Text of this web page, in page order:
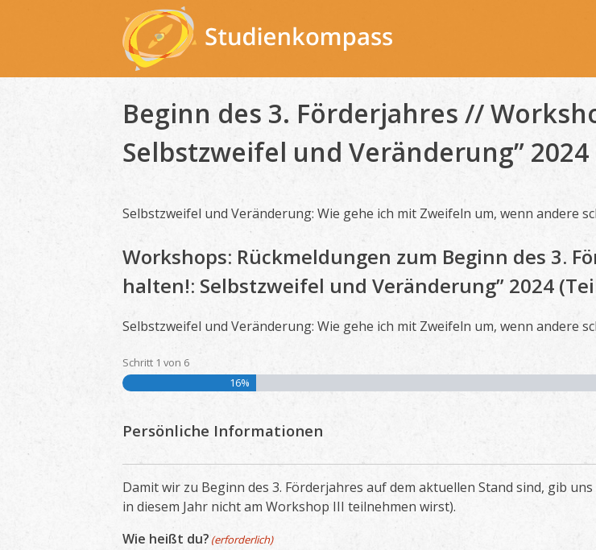
Beginn des 3. Förderjahres //
Selbstzweifel und Veränderung”
Selbstzweifel und Veränderung: Wie gehe ich mit Zweifeln um, wenn andere
Workshops: Rückmeldungen zum Beginn des 3.
halten!: Selbstzweifel und Veränderung” 2024
Selbstzweifel und Veränderung: Wie gehe ich mit Zweifeln um, wenn andere
Schritt 1 von 6
16%
Persönliche Informationen
Damit wir zu Beginn des 3. Förderjahres auf dem aktuellen Stand sind, gib
in diesem Jahr nicht am Workshop III teilnehmen wirst).
Wie heißt du? (erforderlich)